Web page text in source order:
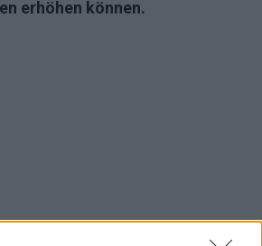
erhöhen können.